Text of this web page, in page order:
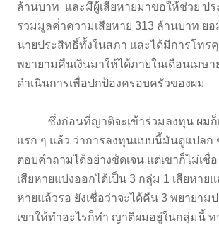
ล้านบาท และมีผู้เสียหายมาขอให้ช่วย ป
รวมมูลค่่าความเสียหาย 313 ล้านบาท ยอ
นายประสิทธิ์ทั้งในสภา และได้มีการโทร
พยายามคืนเงินมาให้ได้ภายในเดือนเมษา
ดำเนินการเพื่อปกป้องครอบครัวของผม
ซึ่งก่อนที่ญาติจะเข้าร่วมลงทุน ผมก็
แรก ๆ แล้ว ว่าการลงทุนแบบนี้มันดูแปลก
ตอบคำถามได้อย่างชัดเจน แต่เขาก็ไม่เชื่
เสียหายแบ่งออกได้เป็น 3 กลุ่ม 1 เสียหายแ
หายแล้วรอ ยังเชื่อว่าจะได้คืน 3 พยายา
เขาให้ทำอะไรก็ทำ ญาติผมอยู่ในกลุ่มนี้ ท